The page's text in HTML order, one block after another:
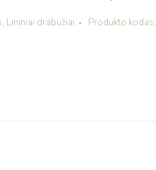
, Lininiai drabužiai Produkto kodas: